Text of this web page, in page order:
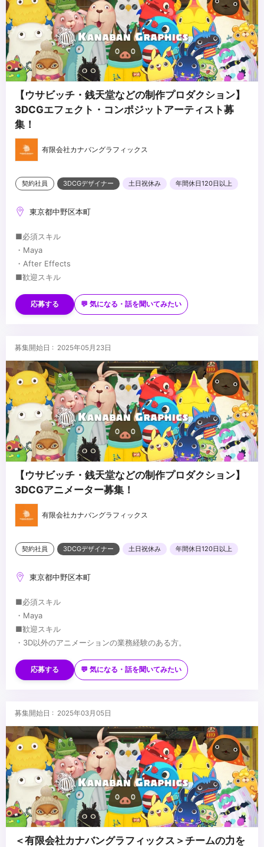
【ウサビッチ・銭天堂などの制作プロダクション】
3DCGエフェクト・コンポジットアーティスト募
集！
有限会社カナバングラフィックス
契約社員 3DCGデザイナー 土日祝休み 年間休日120日以上
東京都中野区本町
■必須スキル
・Maya
・After Effects
■歓迎スキル
ある方
・美術・デザイン・画作りに造詣の深い方
・作業の流れを俯瞰で見れる方、プロジェクトリーダー経験者歓迎
応募する 💬 気になる・話を聞いてみたい
募集開始日 : 2025年05月23日
【ウサビッチ・銭天堂などの制作プロダクション】
3DCGアニメーター募集！
有限会社カナバングラフィックス
契約社員 3DCGデザイナー 土日祝休み 年間休日120日以上
東京都中野区本町
■必須スキル
・Maya
■歓迎スキル
・3D以外のアニメーションの業務経験のある方。
・モデリング、リギング、ライティング、ツール開発と言ったアニ
メーション以外の工程の知識がある方
...
応募する 💬 気になる・話を聞いてみたい
募集開始日 : 2025年03月05日
＜有限会社カナバングラフィックス＞チームの力を